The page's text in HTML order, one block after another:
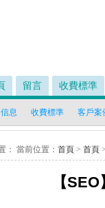
留言 收費標準
息 收費標準 客戶案
： 當前位置： 首頁 > 首頁 >
【